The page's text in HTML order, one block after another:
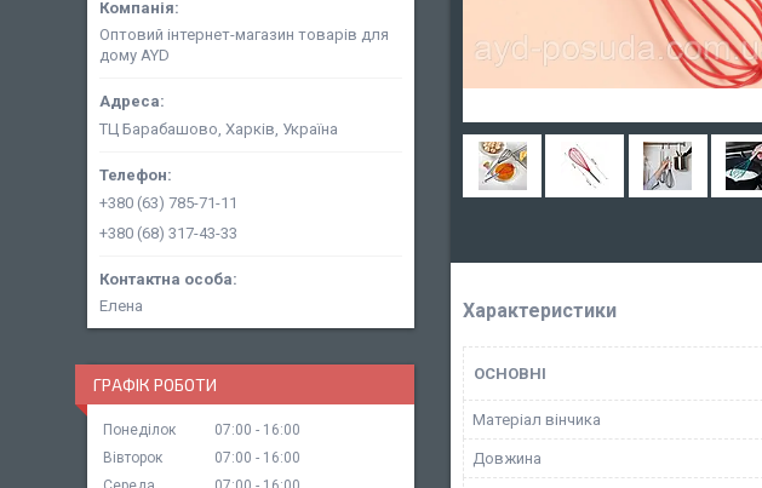
Характеристики
ОСНОВНІ
Матеріал вінчика
Довжина
Оптовий інтернет-магазин товарів для
дому AYD
ТЦ Барабашово, Харків, Україна
+380 (63) 785-71-11
+380 (68) 317-43-33
Елена
ГРАФІК РОБОТИ
Понеділок 07:00
16:00
Вівторок
07:00
16:00